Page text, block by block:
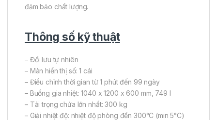
đảm bảo chất lượng.
Thông số kỹ thuật
– Đối lưu tự nhiên
– Màn hiển thị số: 1 cái
– Điều chỉnh thời gian từ 1 phút đến 99 ngày
– Buồng gia nhiệt: 1040 x 1200 x 600 mm, 749 l
– Tải trọng chứa lớn nhất: 300 kg
– Giải nhiệt độ: nhiệt độ phòng đến 300°C (min 5°C)